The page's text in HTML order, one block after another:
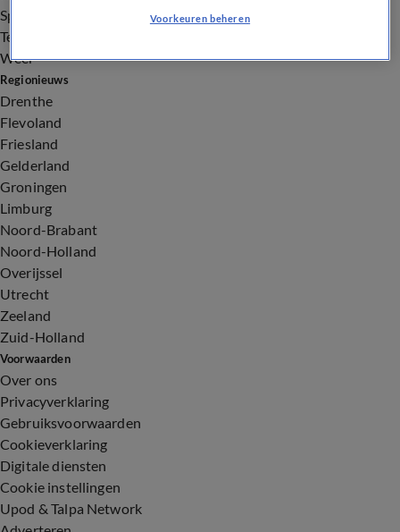
Sport
Tech
Weer
Regionieuws
Drenthe
Flevoland
Friesland
Gelderland
Groningen
Limburg
Noord-Brabant
Noord-Holland
Overijssel
Utrecht
Zeeland
Zuid-Holland
Voorwaarden
Over ons
Privacyverklaring
Gebruiksvoorwaarden
Cookieverklaring
Digitale diensten
Cookie instellingen
Upod & Talpa Network
Voorkeuren beheren